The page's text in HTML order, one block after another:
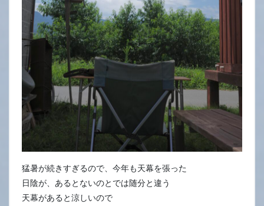
猛暑が続きすぎるので、今年も天幕を張った
日陰が、あるとないのとでは随分と違う
天幕があると涼しいので